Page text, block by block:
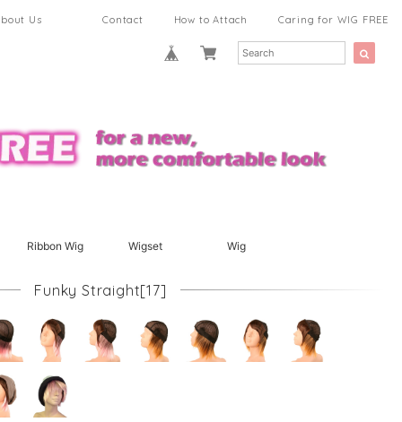
Us Contact How to Attach Caring for WIG FREE
Ribbon Wig Wigset Wig
Funky Straight[17]